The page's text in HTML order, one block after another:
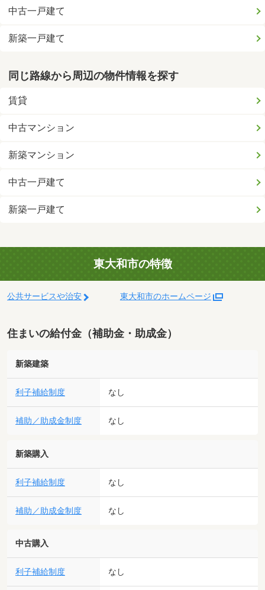
中古一戸建て
新築一戸建て
同じ路線から周辺の物件情報を探す
賃貸
中古マンション
新築マンション
中古一戸建て
新築一戸建て
東大和市の特徴
公共サービスや治安 東大和市のホームページ
住まいの給付金（補助金・助成金）
新築建築
利子補給制度 なし
補助／助成金制度 なし
新築購入
利子補給制度 なし
補助／助成金制度 なし
中古購入
利子補給制度 なし